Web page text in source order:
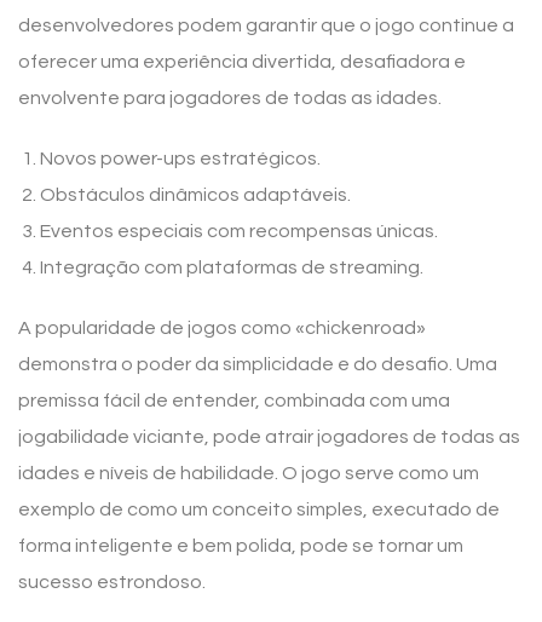
desenvolvedores podem garantir que o jogo continue a
oferecer uma experiência divertida, desafiadora e
envolvente para jogadores de todas as idades.
Novos power-ups estratégicos.
Obstáculos dinâmicos adaptáveis.
Eventos especiais com recompensas únicas.
Integração com plataformas de streaming.
A popularidade de jogos como «chickenroad»
demonstra o poder da simplicidade e do desafio. Uma
premissa fácil de entender, combinada com uma
jogabilidade viciante, pode atrair jogadores de todas as
idades e níveis de habilidade. O jogo serve como um
exemplo de como um conceito simples, executado de
forma inteligente e bem polida, pode se tornar um
sucesso estrondoso.